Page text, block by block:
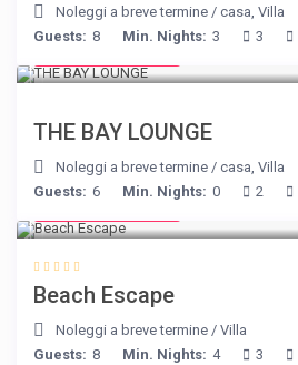
Noleggi a breve termine /casa,Villa
Guests: 8 Min. Nights: 3 3
THE BAY LOUNGE
Noleggi a breve termine /casa,Villa
Guests: 6 Min. Nights: 0 2
Beach Escape
Noleggi a breve termine /Villa
Guests: 8 Min. Nights: 4 3